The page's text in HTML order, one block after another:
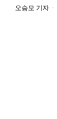
오승모 기자 -